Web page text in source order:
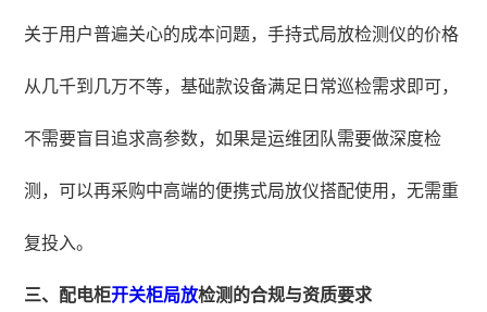
关于用户普遍关心的成本问题，手持式局放检测仪的价格
从几千到几万不等，基础款设备满足日常巡检需求即可，
不需要盲目追求高参数，如果是运维团队需要做深度检
测，可以再采购中高端的便携式局放仪搭配使用，无需重
复投入。
三、配电柜开关柜局放检测的合规与资质要求